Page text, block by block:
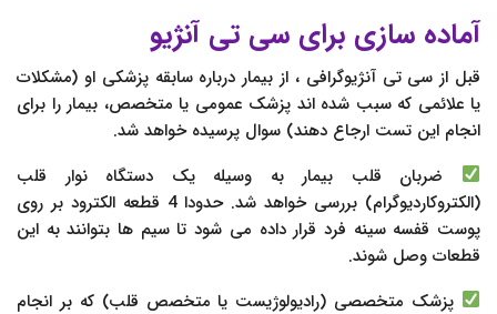
آماده سازی برای سی تی آنژیو
قبل از سی تی آنژیوگرافی ، از بیمار درباره سابقه پزشکی او (مشکلات
یا علائمی که سبب شده اند پزشک عمومی یا متخصص، بیمار را برای
انجام این تست ارجاع دهند) سوال پرسیده خواهد شد.
ضربان قلب بیمار به وسیله یک دستگاه نوار قلب
(الکتروکاردیوگرام) بررسی خواهد شد. حدودا 4 قطعه الکترود بر روی
پوست قفسه سینه فرد قرار داده می شود تا سیم ها بتوانند به این
قطعات وصل شوند.
پزشک متخصصی (رادیولوژیست یا متخصص قلب) که بر انجام